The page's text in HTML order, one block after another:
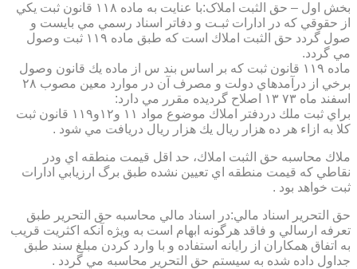
بخش اول – حق الثبت املاک:با عنايت به ماده ۱۱۸ قانون ثبت يكي
از حقوقي كه در ادارات ثبـت و دفاتر اسناد رسمي مي بايست و
صول گردد حق الثبت املاك است كه طبق ماده ۱۱۹ ثبت وصول
مي گردد.
ماده ۱۱۹ قانون ثبت كه بر اساس بند س از ماده يك قانون وصول
برخي از درآمدهاي دولت و مصرف آن در موارد معين مصوب ۲۸
اسفند ماه ۷۳ ۱۳ اصلاح گرديده مقرر مي دارد:
براي ثبت ملك دردفتر املاك موضوع مواد ۱۱ و۱۲و۱۱۹ قانون ثبت
كلا به ازاء هر ده هزار ريال يك هزار ريال دريافت مي شود .
ملاك محاسبه حق الثبت املاك، حد اقل قيمت منطقه اي ودر
نقاطي كه قيمت منطقه اي تعيين نشده طبق برگ ارزيابي ادارات
ثبت خواهد بود .
حق التحرير اسناد مالي:در اسناد مالي محاسبه حق التحرير طبق
تعرفه ارسالي و فاقد هرگونه ابهام است به ويژه آنكه اكثريت قريب
به اتفاق همكاران از رايانه استفاده و با وارد كردن مبلغ سند طبق
جداول داده شده به سيستم حق التحرير محاسبه مي گردد .